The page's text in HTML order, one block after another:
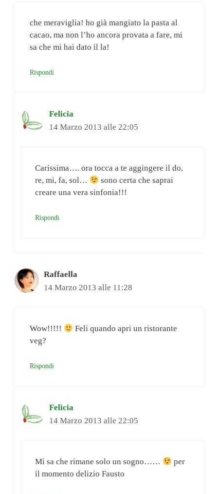
che meraviglia! ho già mangiato la pasta al
cacao, ma non l’ho ancora provata a fare, mi
sa che mi hai dato il la!
Rispondi
Felicia
14 Marzo 2013 alle 22:05
Carissima…. ora tocca a te aggingere il do,
re, mi, fa, sol…
sono certa che saprai
creare una vera sinfonia!!!
Rispondi
Raffaella
14 Marzo 2013 alle 11:28
Wow!!!!!
Feli quando apri un ristorante
veg?
Rispondi
Felicia
14 Marzo 2013 alle 22:05
Mi sa che rimane solo un sogno……
per
il momento delizio Fausto